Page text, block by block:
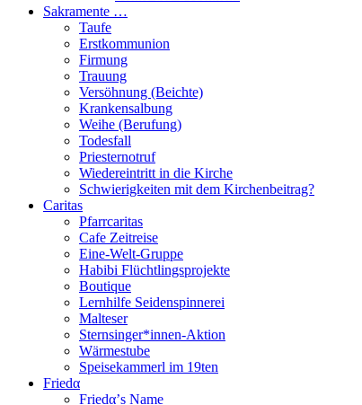
Sakramente …
Taufe
Erstkommunion
Firmung
Trauung
Versöhnung (Beichte)
Krankensalbung
Weihe (Berufung)
Todesfall
Priesternotruf
Wiedereintritt in die Kirche
Schwierigkeiten mit dem Kirchenbeitrag?
Caritas
Pfarrcaritas
Cafe Zeitreise
Eine-Welt-Gruppe
Habibi Flüchtlingsprojekte
Boutique
Lernhilfe Seidenspinnerei
Malteser
Sternsinger*innen-Aktion
Wärmestube
Speisekammerl im 19ten
Friedα
Friedα’s Name